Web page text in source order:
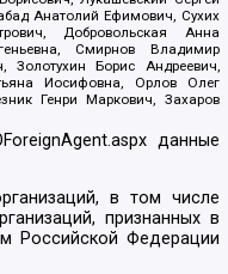
Анатолий Ефимович, Сухих
Добровольская Анна
Смирнов Владимир
Золотухин Борис Андреевич,
Иосифовна, Орлов Олег
Генри Маркович, Захаров
данные
в том числе
признанных в
Российской Федерации